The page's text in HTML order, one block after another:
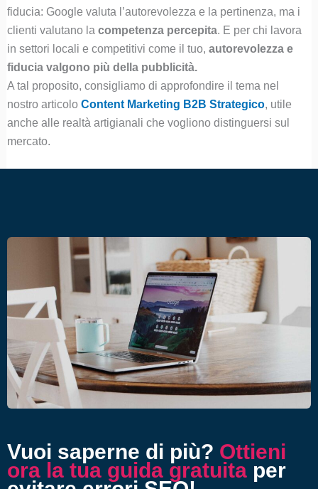
fiducia: Google valuta l’autorevolezza e la pertinenza, ma i
clienti valutano la competenza percepita. E per chi lavora
in settori locali e competitivi come il tuo, autorevolezza e
fiducia valgono più della pubblicità.
A tal proposito, consigliamo di approfondire il tema nel
nostro articolo Content Marketing B2B Strategico, utile
anche alle realtà artigianali che vogliono distinguersi sul
mercato.
Vuoi saperne di più? Ottieni
ora la tua guida gratuita per